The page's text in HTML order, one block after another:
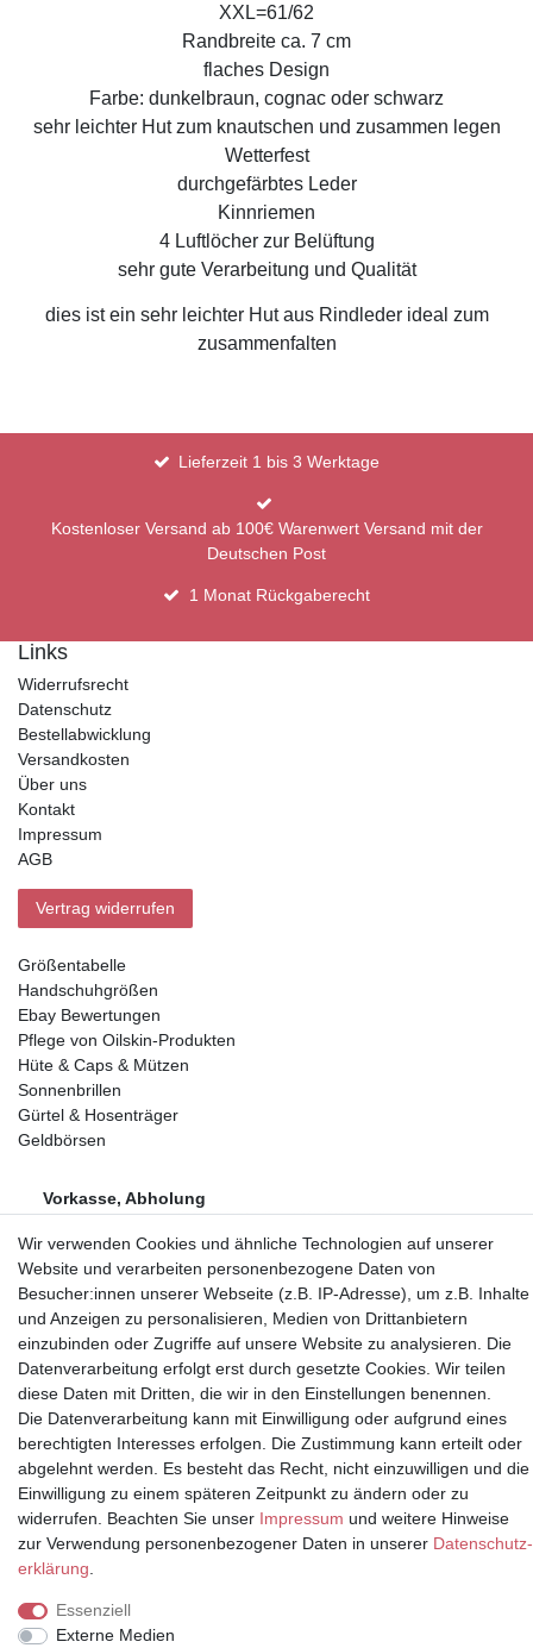
XXL=61/62
Randbreite ca. 7 cm
flaches Design
Farbe: dunkelbraun, cognac oder schwarz
sehr leichter Hut zum knautschen und zusammen legen
Wetterfest
durchgefärbtes Leder
Kinnriemen
4 Luftlöcher zur Belüftung
sehr gute Verarbeitung und Qualität
dies ist ein sehr leichter Hut aus Rindleder ideal zum
zusammenfalten
Lieferzeit 1 bis 3 Werktage
Kostenloser Versand ab 100€ Warenwert Versand mit der
Deutschen Post
1 Monat Rückgaberecht
Links
Widerrufsrecht
Datenschutz
Bestellabwicklung
Versandkosten
Über uns
Kontakt
Impressum
AGB
Vertrag widerrufen
Größentabelle
Handschuhgrößen
Ebay Bewertungen
Pflege von Oilskin-Produkten
Hüte & Caps & Mützen
Sonnenbrillen
Gürtel & Hosenträger
Geldbörsen
Vorkasse, Abholung
Partner
* Alle Preise inkl.
Mehrwertsteuer und zuzüglich
Versand | **ehemaliger
Verkäuferpreis
Wir verwenden Cookies und ähnliche Technologien auf unserer
Website und verarbeiten personenbezogene Daten von
Besucher:innen unserer Webseite (z.B. IP-Adresse), um z.B. Inhalte
und Anzeigen zu personalisieren, Medien von Drittanbietern
einzubinden oder Zugriffe auf unsere Website zu analysieren. Die
Datenverarbeitung erfolgt erst durch gesetzte Cookies. Wir teilen
diese Daten mit Dritten, die wir in den Einstellungen benennen.
Die Datenverarbeitung kann mit Einwilligung oder aufgrund eines
berechtigten Interesses erfolgen. Die Zustimmung kann erteilt oder
abgelehnt werden. Es besteht das Recht, nicht einzuwilligen und die
Einwilligung zu einem späteren Zeitpunkt zu ändern oder zu
widerrufen. Beachten Sie unser Impressum und weitere Hinweise
zur Verwendung personenbezogener Daten in unserer Daten­schutz­
erklärung
Essenziell
Externe Medien